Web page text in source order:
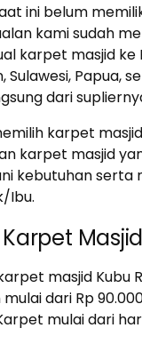
ini belum
kami sudah
karpet masjid
Sulawesi, Papua,
dari
karpet
karpet masjid
kebutuhan
Ibu.
masjid Kubu
dari Rp
mulai dari